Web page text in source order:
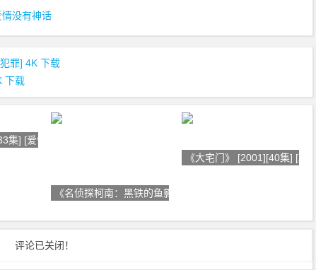
情没有神话
罪] 4K 下载
下载
集] [爱情][古
《名侦探柯南：黑铁的鱼影 名探偵
《大宅门》 [2001][40集] [剧情]
评论已关闭！